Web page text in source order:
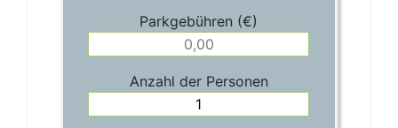
Parkgebühren (€)
Anzahl der Personen